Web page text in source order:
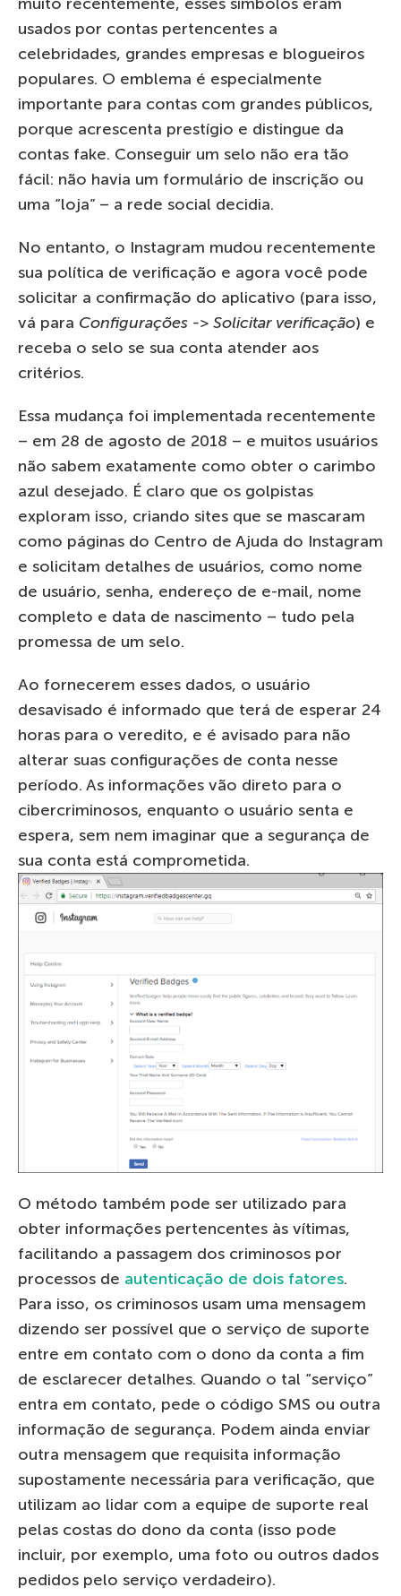
usados ​​por contas pertencentes a
celebridades, grandes empresas e blogueiros
populares. O emblema é especialmente
importante para contas com grandes públicos,
porque acrescenta prestígio e distingue da
contas fake. Conseguir um selo não era tão
fácil: não havia um formulário de inscrição ou
uma “loja” – a rede social decidia.
No entanto, o Instagram mudou recentemente
sua política de verificação e agora você pode
solicitar a confirmação do aplicativo (para isso,
vá para Configurações -> Solicitar verificação) e
receba o selo se sua conta atender aos
critérios.
Essa mudança foi implementada recentemente
– em 28 de agosto de 2018 – e muitos usuários
não sabem exatamente como obter o carimbo
azul desejado. É claro que os golpistas
exploram isso, criando sites que se mascaram
como páginas do Centro de Ajuda do Instagram
e solicitam detalhes de usuários, como nome
de usuário, senha, endereço de e-mail, nome
completo e data de nascimento – tudo pela
promessa de um selo.
Ao fornecerem esses dados, o usuário
desavisado é informado que terá de esperar 24
horas para o veredito, e é avisado para não
alterar suas configurações de conta nesse
período. As informações vão direto para o
cibercriminosos, enquanto o usuário senta e
espera, sem nem imaginar que a segurança de
sua conta está comprometida.
O método também pode ser utilizado para
obter informações pertencentes às vítimas,
facilitando a passagem dos criminosos por
processos de autenticação de dois fatores.
Para isso, os criminosos usam uma mensagem
dizendo ser possível que o serviço de suporte
entre em contato com o dono da conta a fim
de esclarecer detalhes. Quando o tal “serviço”
entra em contato, pede o código SMS ou outra
informação de segurança. Podem ainda enviar
outra mensagem que requisita informação
supostamente necessária para verificação, que
utilizam ao lidar com a equipe de suporte real
pelas costas do dono da conta (isso pode
incluir, por exemplo, uma foto ou outros dados
pedidos pelo serviço verdadeiro).